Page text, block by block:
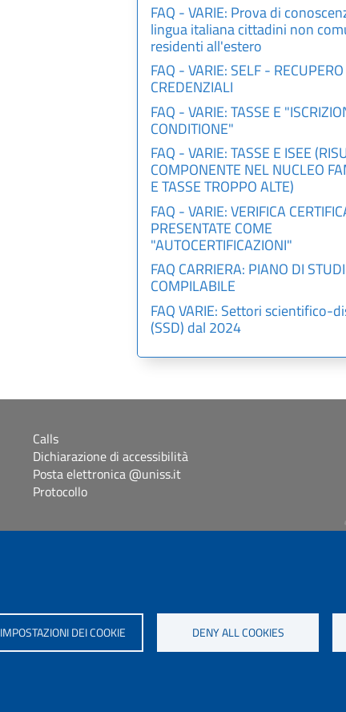
IMPOSTAZIONI DEI COOKIE DENY ALL COOKIES
FAQ - VARIE: Prova di
lingua italiana cittadini non
residenti all'estero
FAQ - VARIE: SELF - RECUPERO
CREDENZIALI
FAQ - VARIE: TASSE E
CONDITIONE"
FAQ - VARIE: TASSE E ISEE
COMPONENTE NEL NUCLEO
E TASSE TROPPO ALTE)
FAQ - VARIE: VERIFICA
PRESENTATE COME
"AUTOCERTIFICAZIONI"
FAQ CARRIERA: PIANO DI
COMPILABILE
FAQ VARIE: Settori scientifico-
(SSD) dal 2024
Calls
Dichiarazione di accessibilità
Posta elettronica @uniss.it
Protocollo